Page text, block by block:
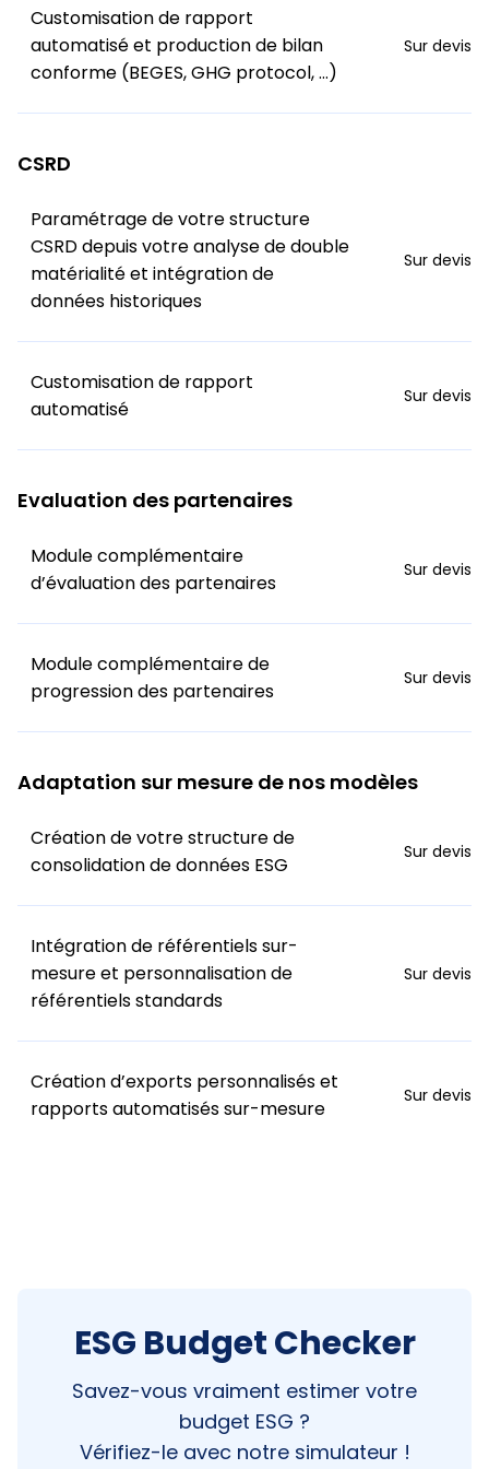
Customisation de rapport
automatisé et production de bilan
conforme (BEGES, GHG protocol, …)
Sur devis
CSRD
Paramétrage de votre structure
CSRD depuis votre analyse de double
matérialité et intégration de
données historiques
Sur devis
Customisation de rapport
automatisé
Sur devis
Evaluation des partenaires
Module complémentaire
d’évaluation des partenaires
Sur devis
Module complémentaire de
progression des partenaires
Sur devis
Adaptation sur mesure de nos modèles
Création de votre structure de
consolidation de données ESG
Sur devis
Intégration de référentiels sur-
mesure et personnalisation de
référentiels standards
Sur devis
Création d’exports personnalisés et
rapports automatisés sur-mesure
Sur devis
ESG Budget Checker
Savez-vous vraiment estimer votre
budget ESG ?
Vérifiez-le avec notre simulateur !